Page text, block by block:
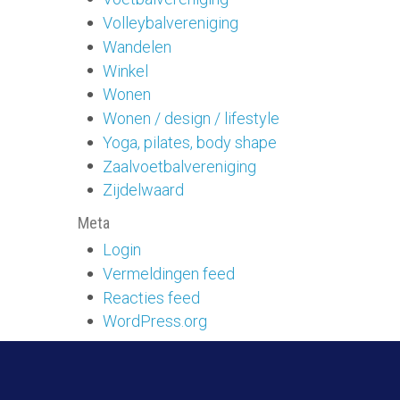
Volleybalvereniging
Wandelen
Winkel
Wonen
Wonen / design / lifestyle
Yoga, pilates, body shape
Zaalvoetbalvereniging
Zijdelwaard
Meta
Login
Vermeldingen feed
Reacties feed
WordPress.org